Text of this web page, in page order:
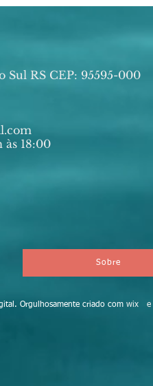
RS CEP: 95595-000
18:00
Sobre
Orgulhosamente criado com wix e